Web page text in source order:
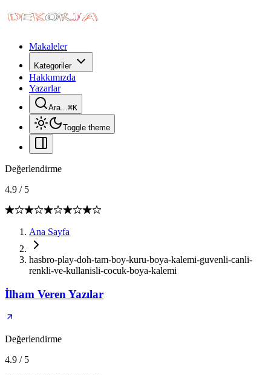
Makaleler
Kategoriler
Hakkımızda
Yazarlar
Ara...⌘K
Toggle theme
Değerlendirme
4.9 / 5
Ana Sayfa
hasbro-play-doh-tam-boy-kuru-boya-kalemi-guvenli-canli-
renkli-ve-kullanisli-cocuk-boya-kalemi
İlham Veren Yazılar
Değerlendirme
4.9 / 5